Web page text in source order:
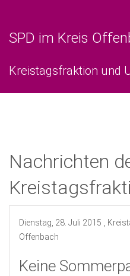
SPD im Kreis
Kreistagsfraktion und
Unterbezirk
Kreistagsfraktion
Nachrichten
Dienstag, 28. Juli 2015
,
Offenbach
Keine